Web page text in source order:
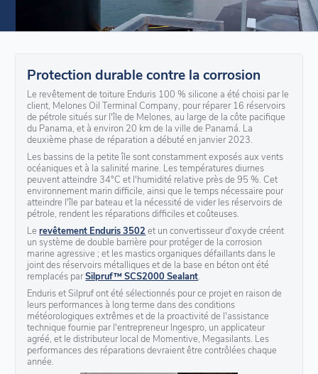
Protection durable contre la corrosion
Le revêtement de toiture Enduris 100 % silicone a été choisi par le
client, Melones Oil Terminal Company, pour réparer 16 réservoirs
de pétrole situés sur l'île de Melones, au large de la côte pacifique
du Panama, et à environ 20 km de la ville de Panamá. La
deuxième phase de réparation a débuté en janvier 2023.
Les bassins de la petite île sont constamment exposés aux vents
océaniques et à la salinité marine. Les températures diurnes
peuvent atteindre 34°C et l'humidité relative près de 95 %. Cet
environnement marin difficile, ainsi que le temps nécessaire pour
atteindre l'île par bateau et la nécessité de vider les réservoirs de
pétrole, rendent les réparations difficiles et coûteuses.
Lerevêtement Enduris 3502 et un convertisseur d'oxyde créent
un système de double barrière pour protéger de la corrosion
marine agressive ; et les mastics organiques défaillants dans le
joint des réservoirs métalliques et de la base en béton ont été
remplacés parSilpruf™ SCS2000 Sealant
Enduris et Silpruf ont été sélectionnés pour ce projet en raison de
leurs performances à long terme dans des conditions
météorologiques extrêmes et de la proactivité de l'assistance
technique fournie par l'entrepreneur Ingespro, un applicateur
agréé, et le distributeur local de Momentive, Megasilants. Les
performances des réparations devraient être contrôlées chaque
année.